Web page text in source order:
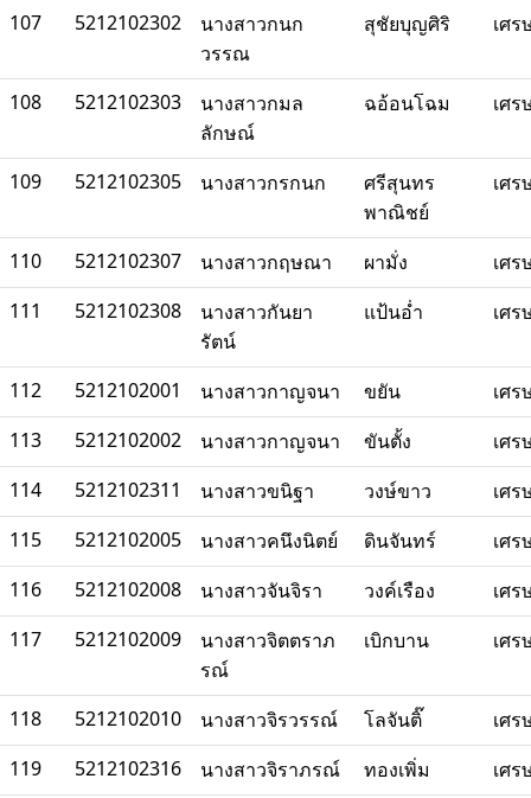
107 5212102302
นางสาวกนก
วรรณ
สุชัยบุญศิริ เศ
108 5212102303
นางสาวกมล
ลักษณ์
ฉอ้อนโฉม เศ
109 5212102305 นางสาวกรกนก
ศรีสุนทร
พาณิชย์
เศ
110 5212102307 นางสาวกฤษณา ผามั่ง
เศ
111
5212102308
นางสาวกันยา
รัตน์
แป้นอ่ำ เศ
112 5212102001 นางสาวกาญจนา ขยัน
เศ
113
5212102002 นางสาวกาญจนา ขันตั้ง
เศ
114
5212102311 นางสาวขนิฐา วงษ์ขาว
เศ
115
5212102005 นางสาวคนึงนิตย์ ดินจันทร์
เศ
116
5212102008 นางสาวจันจิรา วงค์เรือง
เศ
117
5212102009
นางสาวจิตตราภ
รณ์
เบิกบาน เศ
118 5212102010 นางสาวจิรวรรณ์ โลจันติ๊
เศ
119
5212102316 นางสาวจิราภรณ์ ทองเพิ่ม
เศ